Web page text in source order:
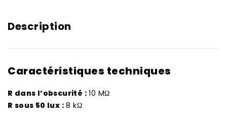
Description
Caractéristiques techniques
R dans l’obscurité : 10 MΩ
R sous 50 lux : 8 kΩ